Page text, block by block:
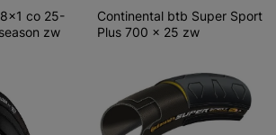
co 25-
zw
Continental btb Super Sport
Plus 700 x 25 zw